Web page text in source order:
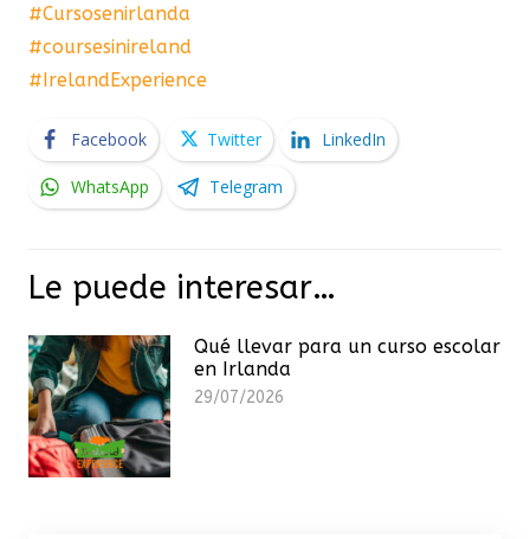
#Cursosenirlanda
#coursesinireland
#IrelandExperience
Facebook Twitter LinkedIn
WhatsApp Telegram
Le puede interesar…
Qué llevar para un curso escolar
en Irlanda
29/07/2026